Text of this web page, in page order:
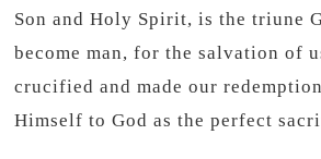
Son and Holy Spirit, is the triune
become man, for the salvation of
crucified and made our
Himself to God as the perfect